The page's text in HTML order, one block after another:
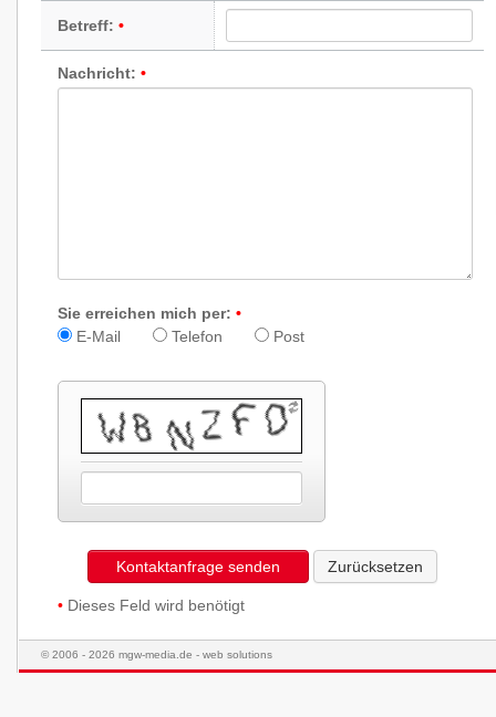
Betreff:
Nachricht:
Sie erreichen mich per:
E-Mail
Telefon Post
Kontaktanfrage senden Zurücksetzen
• Dieses Feld wird benötigt
© 2006 - 2026 mgw-media.de - web solutions